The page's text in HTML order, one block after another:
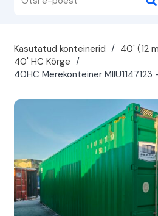
Kasutatud konteinerid / 40' (12
40' HC Kõrge /
40HC Merekonteiner MIIU1147123